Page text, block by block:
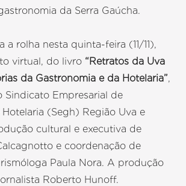
da Serra Gaúcha.
a rolha nesta quinta-feira (11/11),
virtual, do livro “Retratos da Uva
da Gastronomia e da Hotelaria”,
Sindicato Empresarial de
(Segh) Região Uva e
cultural e executiva de
e coordenação de
Paula Nora. A produção
Roberto Hunoff.